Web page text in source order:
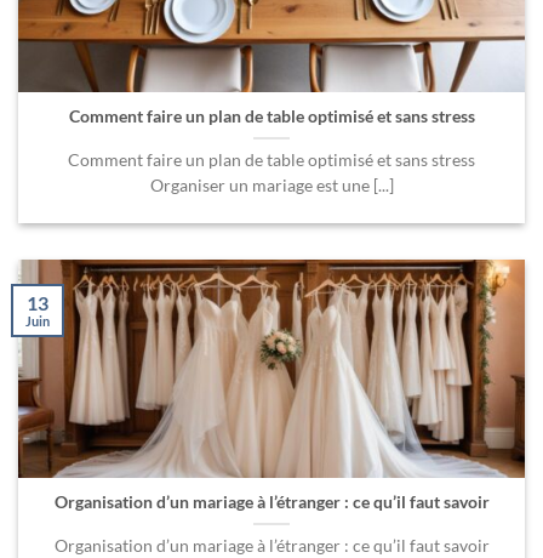
Comment faire un plan de table optimisé et sans stress
Comment faire un plan de table optimisé et sans stress
Organiser un mariage est une [...]
Organisation d’un mariage à l’étranger : ce qu’il faut savoir
Organisation d’un mariage à l’étranger : ce qu’il faut savoir
13
Juin